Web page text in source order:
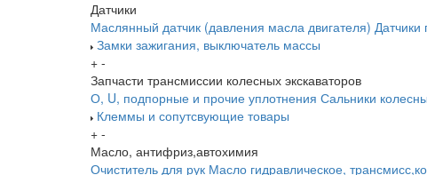
Датчики
Маслянный датчик (давления масла двигателя) Датчики
Замки зажигания, выключатель массы
+ -
Запчасти трансмиссии колесных экскаваторов
О, U, подпорные и прочие уплотнения Сальники
Клеммы и сопутсвующие товары
+ -
Масло, антифриз,автохимия
Очиститель для рук Масло гидравлическое,